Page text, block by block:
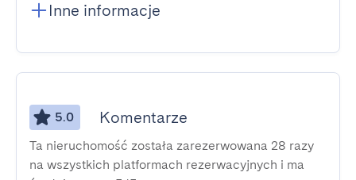
Inne informacje
5.0 Komentarze
Ta nieruchomość została zarezerwowana 28 razy
na wszystkich platformach rezerwacyjnych i ma